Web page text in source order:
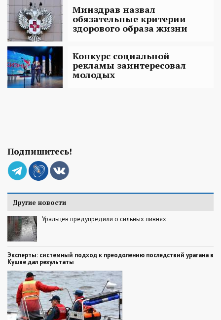
Минздрав назвал
обязательные критерии
здорового образа жизни
Конкурс социальной
рекламы заинтересовал
молодых
Подпишитесь!
Другие новости
Уральцев предупредили о сильных ливнях
Эксперты: системный подход к преодолению последствий урагана в
Кушве дал результаты